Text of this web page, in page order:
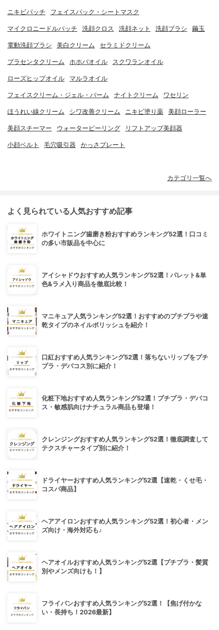
ニキビパッチ フェイスパック・シートマスク
マイクロニードルパッチ 洗顔クロス 洗顔ネット 洗顔ブラシ 繭玉
電動洗顔ブラシ 美白クリーム セラミドクリーム
プラセンタクリーム ホホバオイル スクワランオイル
ローズヒップオイル マルラオイル
フェイスクリーム・ジェル・バーム ナイトクリーム ワセリン
ほうれい線クリーム シワ改善クリーム ニキビ塗り薬 美顔ローラー
美顔スチーマー ウォーターピーリング リフトアップ美顔器
小顔ベルト 毛穴吸引器 かっさプレート
カテゴリ一覧へ
よく見られている人気おすすめ記事
ホワイトニング歯磨き粉おすすめランキング52選！口コミ
の多い市販品を中心に
アイシャドウおすすめ人気ランキング52選！パレット&単
色&ラメ入り商品を徹底比較！
マニキュア人気ランキング52選！おすすめのプチプラや速
乾タイプのネイルポリッシュを紹介！
口紅おすすめ人気ランキング52選！落ちないリップをプチ
プラ・デパコス別に紹介！
化粧下地おすすめ人気ランキング52選！プチプラ・デパコ
ス・敏感肌向けナチュラル商品も登場！
クレンジングおすすめ人気ランキング52選！徹底調査して
テクスチャータイプ別に紹介！
ドライヤーおすすめ人気ランキング52選【速乾・くせ毛・
コスパ商品】
ヘアアイロンおすすめ人気ランキング52選！初心者・メン
ズ向け・海外対応も♪
ヘアオイルおすすめ人気ランキング52選【プチプラ・髪質
別やメンズ向けも！】
フライパンおすすめ人気ランキング52選！【焦げ付かな
い・長持ち！2026最新】